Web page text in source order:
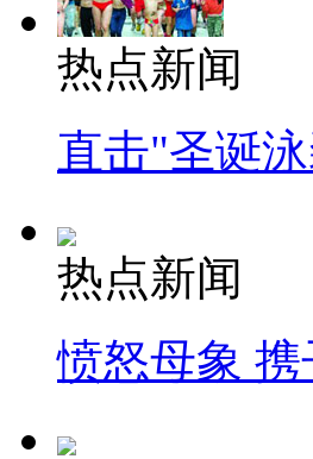
热点新闻
直击"圣诞
热点新闻
愤怒母象